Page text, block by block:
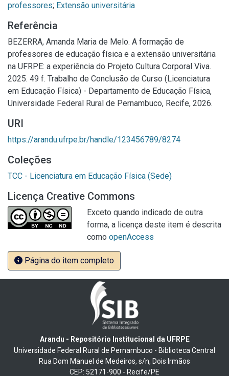
professores; Extensão universitária
Referência
BEZERRA, Amanda Maria de Melo. A formação de
professores de educação física e a extensão universitária
na UFRPE: a experiência do Projeto Cultura Corporal Viva.
2025. 49 f. Trabalho de Conclusão de Curso (Licenciatura
em Educação Física) - Departamento de Educação Física,
Universidade Federal Rural de Pernambuco, Recife, 2026.
URI
https://arandu.ufrpe.br/handle/123456789/8274
Coleções
TCC - Licenciatura em Educação Física (Sede)
Licença Creative Commons
Exceto quando indicado de outra
forma, a licença deste item é descrita
como openAccess
Página do item completo
Arandu - Repositório Institucional da UFRPE
Universidade Federal Rural de Pernambuco - Biblioteca Central
Rua Dom Manuel de Medeiros, s/n, Dois Irmãos
CEP: 52171-900 - Recife/PE